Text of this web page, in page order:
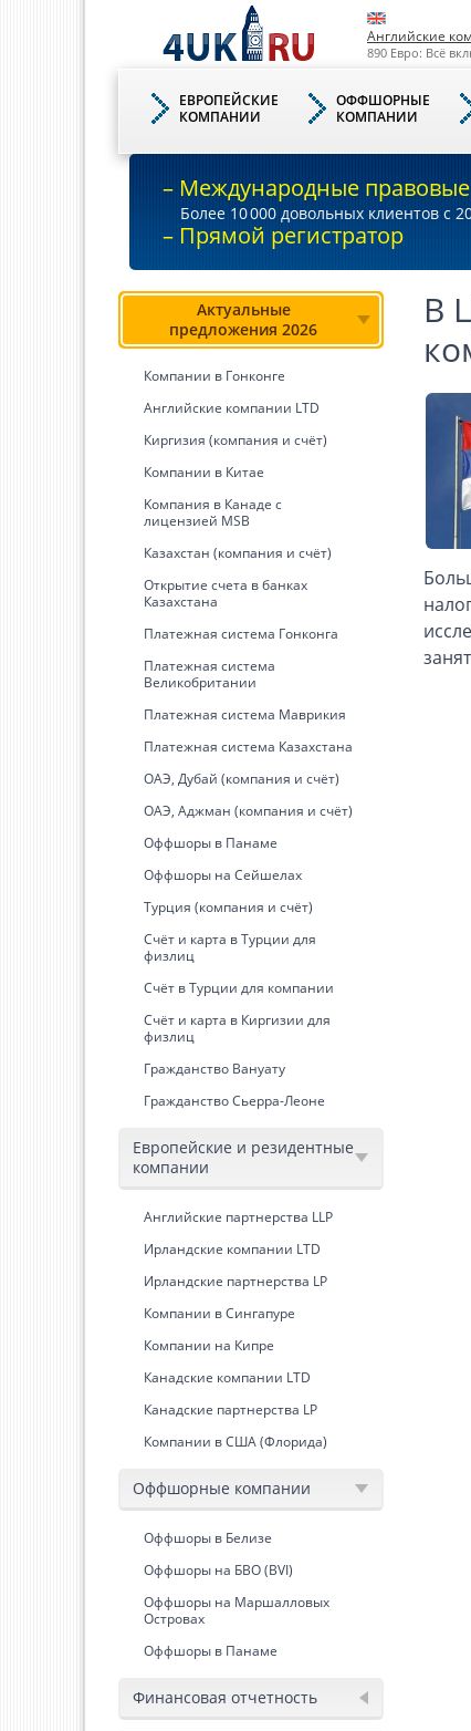
Английские
890 Евро: Всё
ЕВРОПЕЙСКИЕ
КОМПАНИИ
ОФФШОРНЫЕ
КОМПАНИИ
– Международные правовые
Более 10000 довольных клиентов с
– Прямой регистратор
Актуальные
предложения 2026
Компании в Гонконге
Английские компании LTD
Киргизия (компания и счёт)
Компании в Китае
Kомпания в Канаде с
лицензией MSB
Казахстан (компания и счёт)
Открытие счета в банках
Казахстана
Платежная система Гонконга
Платежная система
Великобритании
Платежная система Маврикия
Платежная система Казахстана
ОАЭ, Дубай (компания и счёт)
ОАЭ, Аджман (компания и счёт)
Оффшоры в Панаме
Оффшоры на Сейшелах
Турция (компания и счёт)
Счёт и карта в Турции для
физлиц
Cчёт в Турции для компании
Счёт и карта в Киргизии для
физлиц
Гражданство Вануату
Гражданство Сьерра-Леоне
Европейские и резидентные
компании
Английские партнерства LLP
Ирландские компании LTD
Ирландские партнерства LP
Компании в Сингапуре
Компании на Кипре
Канадские компании LTD
Канадские партнерства LP
Компании в США (Флорида)
Оффшорные компании
Оффшоры в Белизе
Оффшоры на БВО (BVI)
Оффшоры на Маршалловых
Островах
Оффшоры в Панаме
Финансовая отчетность
В